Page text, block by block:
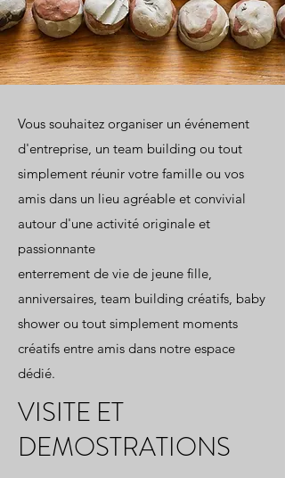
Vous souhaitez organiser un événement
d'entreprise, un team building ou tout
simplement réunir votre famille ou vos
amis dans un lieu agréable et convivial
autour d'une activité originale et
passionnante
enterrement de vie de jeune fille,
anniversaires, team building créatifs, baby
shower ou tout simplement moments
créatifs entre amis dans notre espace
dédié.
VISITE ET
DEMOSTRATIONS